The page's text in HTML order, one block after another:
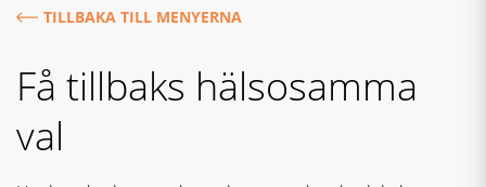
TILLBAKA TILL MENYERNA
Få tillbaks hälsosamma
val